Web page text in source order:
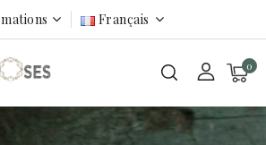
Français
0